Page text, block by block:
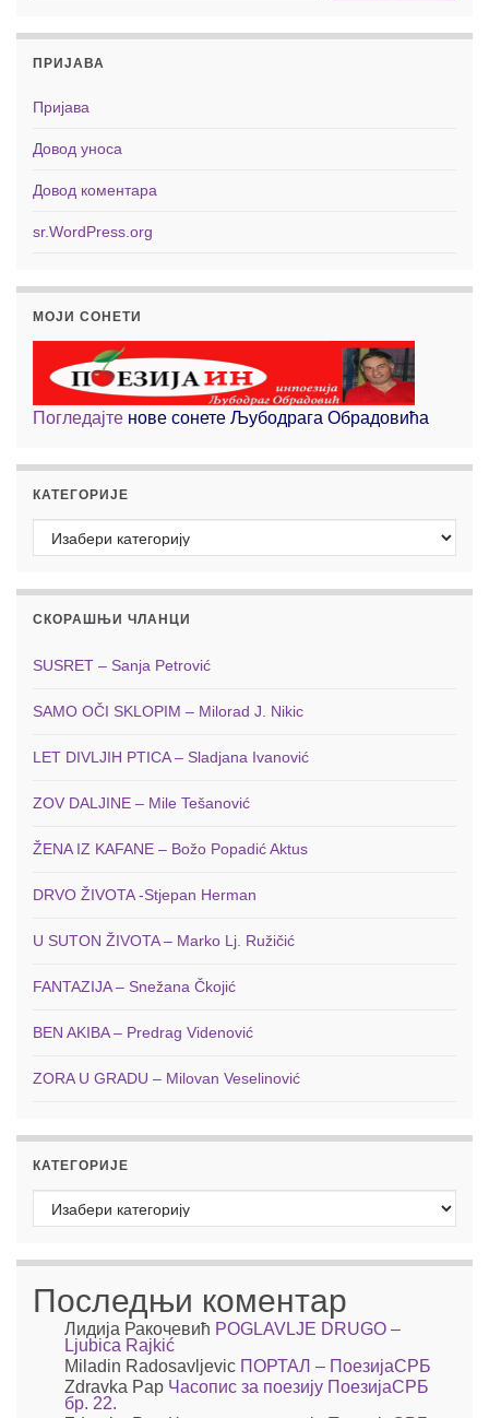
ПРИЈАВА
Пријава
Довод уноса
Довод коментара
sr.WordPress.org
МОЈИ СОНЕТИ
Погледајте нове сонете Љубодрага Обрадовића
КАТЕГОРИЈЕ
Категорије
СКОРАШЊИ ЧЛАНЦИ
SUSRET – Sanja Petrović
SAMO OČI SKLOPIM – Milorad J. Nikic
LET DIVLJIH PTICA – Sladjana Ivanović
ZOV DALJINE – Mile Tešanović
ŽENA IZ KAFANE – Božo Popadić Aktus
DRVO ŽIVOTA -Stjepan Herman
U SUTON ŽIVOTA – Marko Lj. Ružičić
FANTAZIJA – Snežana Čkojić
BEN AKIBA – Predrag Videnović
ZORA U GRADU – Milovan Veselinović
КАТЕГОРИЈЕ
Категорије
Последњи коментар
Лидија Ракочевић POGLAVLJE DRUGO –
Ljubica Rajkić
Miladin Radosavljevic ПОРТАЛ – ПоезијаСРБ
Zdravka Pap Часопис за поезију ПоезијаСРБ
бр. 22.